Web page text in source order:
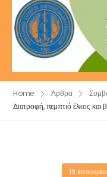
Home Άρθρα
Διατροφή, πεμπτιό έλκος και
19